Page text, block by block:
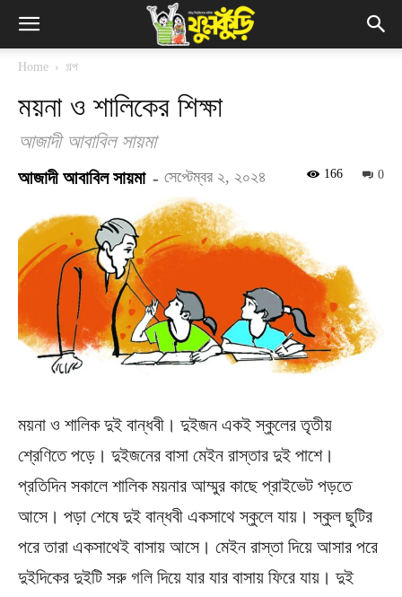
Home গল্প
ময়না ও শালিকের শিক্ষা
আজাদী আবাবিল সায়মা
আজাদী আবাবিল সায়মা - সেপ্টেম্বর ২, ২০২৪ 0
166
ময়না ও শালিক দুই বান্ধবী। দুইজন একই স্কুলের তৃতীয়
শ্রেণিতে পড়ে। দুইজনের বাসা মেইন রাস্তার দুই পাশে।
প্রতিদিন সকালে শালিক ময়নার আম্মুর কাছে প্রাইভেট পড়তে
আসে। পড়া শেষে দুই বান্ধবী একসাথে স্কুলে যায়। স্কুল ছুটির
পরে তারা একসাথেই বাসায় আসে। মেইন রাস্তা দিয়ে আসার পরে
দুইদিকের দুইটি সরু গলি দিয়ে যার যার বাসায় ফিরে যায়। দুই